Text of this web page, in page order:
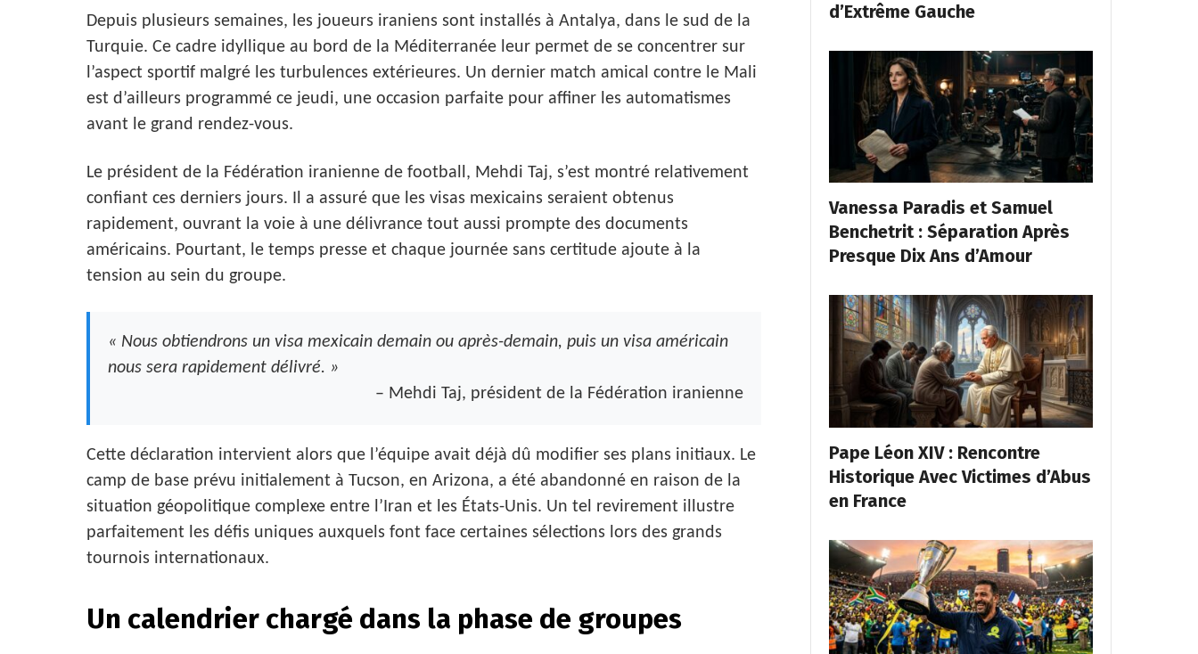
Depuis plusieurs semaines, les joueurs iraniens sont installés à Antalya, dans le sud de la
Turquie. Ce cadre idyllique au bord de la Méditerranée leur permet de se concentrer sur
l’aspect sportif malgré les turbulences extérieures. Un dernier match amical contre le Mali
est d’ailleurs programmé ce jeudi, une occasion parfaite pour affiner les automatismes
avant le grand rendez-vous.
Le président de la Fédération iranienne de football, Mehdi Taj, s’est montré relativement
confiant ces derniers jours. Il a assuré que les visas mexicains seraient obtenus
rapidement, ouvrant la voie à une délivrance tout aussi prompte des documents
américains. Pourtant, le temps presse et chaque journée sans certitude ajoute à la
tension au sein du groupe.
« Nous obtiendrons un visa mexicain demain ou après-demain, puis un visa américain
nous sera rapidement délivré. »
– Mehdi Taj, président de la Fédération iranienne
Cette déclaration intervient alors que l’équipe avait déjà dû modifier ses plans initiaux. Le
camp de base prévu initialement à Tucson, en Arizona, a été abandonné en raison de la
situation géopolitique complexe entre l’Iran et les États-Unis. Un tel revirement illustre
parfaitement les défis uniques auxquels font face certaines sélections lors des grands
tournois internationaux.
Un calendrier chargé dans la phase de groupes
d’Extrême Gauche
Vanessa Paradis et Samuel
Benchetrit : Séparation Après
Presque Dix Ans d’Amour
Pape Léon XIV : Rencontre
Historique Avec Victimes d’Abus
en France